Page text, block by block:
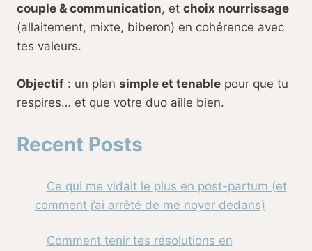
OUI, JE M'INSCRIS !
couple & communication, et choix nourrissage
(allaitement, mixte, biberon) en cohérence avec
tes valeurs.
Objectif : un plan simple et tenable pour que tu
respires… et que votre duo aille bien.
Recent Posts
Ce qui me vidait le plus en post-partum (et
comment j’ai arrêté de me noyer dedans)
Comment tenir tes résolutions en